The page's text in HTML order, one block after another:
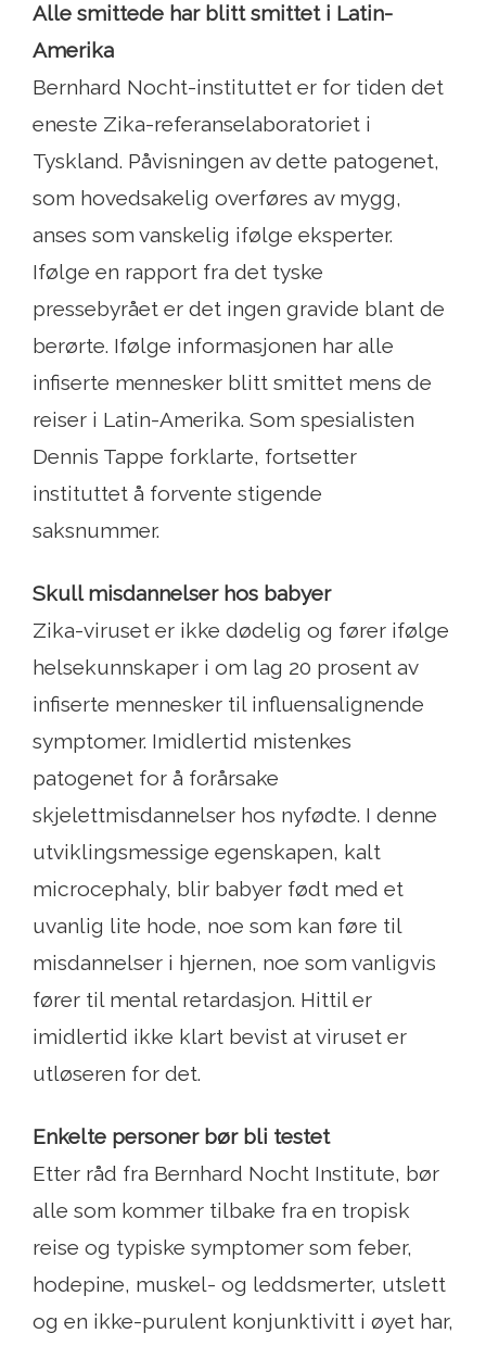
Alle smittede har blitt smittet i Latin-
Amerika
Bernhard Nocht-instituttet er for tiden det
eneste Zika-referanselaboratoriet i
Tyskland. Påvisningen av dette patogenet,
som hovedsakelig overføres av mygg,
anses som vanskelig ifølge eksperter.
Ifølge en rapport fra det tyske
pressebyrået er det ingen gravide blant de
berørte. Ifølge informasjonen har alle
infiserte mennesker blitt smittet mens de
reiser i Latin-Amerika. Som spesialisten
Dennis Tappe forklarte, fortsetter
instituttet å forvente stigende
saksnummer.
Skull misdannelser hos babyer
Zika-viruset er ikke dødelig og fører ifølge
helsekunnskaper i om lag 20 prosent av
infiserte mennesker til influensalignende
symptomer. Imidlertid mistenkes
patogenet for å forårsake
skjelettmisdannelser hos nyfødte. I denne
utviklingsmessige egenskapen, kalt
microcephaly, blir babyer født med et
uvanlig lite hode, noe som kan føre til
misdannelser i hjernen, noe som vanligvis
fører til mental retardasjon. Hittil er
imidlertid ikke klart bevist at viruset er
utløseren for det.
Enkelte personer bør bli testet
Etter råd fra Bernhard Nocht Institute, bør
alle som kommer tilbake fra en tropisk
reise og typiske symptomer som feber,
hodepine, muskel- og leddsmerter, utslett
og en ikke-purulent konjunktivitt i øyet har,